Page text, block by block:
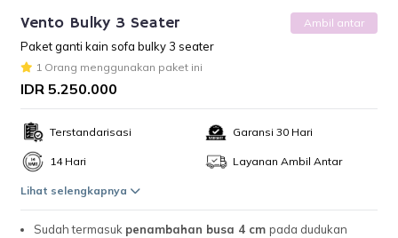
Vento Bulky 3 Seater Ambil antar
Paket ganti kain sofa bulky 3 seater
1 Orang menggunakan paket ini
IDR 5.250.000
Terstandarisasi Garansi 30 Hari
14 Hari Layanan Ambil Antar
Lihat selengkapnya
Sudah termasuk penambahan busa 4 cmpada dudukan